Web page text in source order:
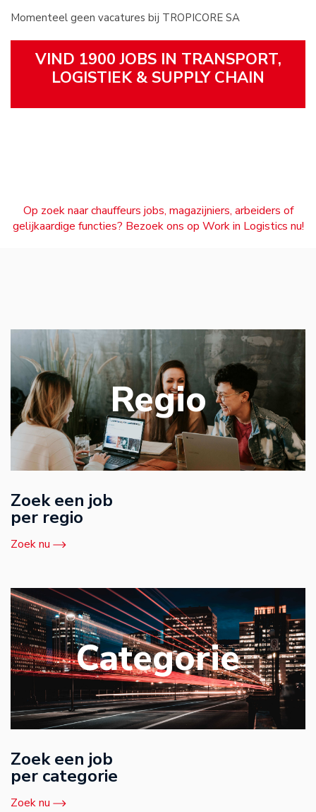
Momenteel geen vacatures bij TROPICORE SA
VIND 1900 JOBS IN TRANSPORT,
LOGISTIEK & SUPPLY CHAIN
Op zoek naar chauffeurs jobs, magazijniers, arbeiders of
gelijkaardige functies? Bezoek ons op Work in Logistics nu!
Regio
Zoek een job
per regio
Zoek nu
Categorie
Zoek een job
per categorie
Zoek nu